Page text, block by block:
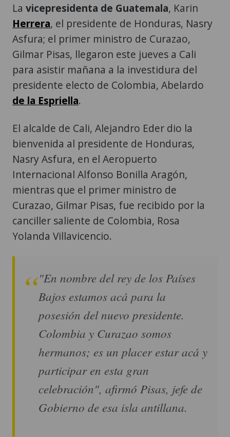
La vicepresidenta de Guatemala, Karin
Herrera, el presidente de Honduras, Nasry
Asfura; el primer ministro de Curazao,
Gilmar Pisas, llegaron este jueves a Cali
para asistir mañana a la investidura del
presidente electo de Colombia, Abelardo
de la Espriella.
El alcalde de Cali, Alejandro Eder dio la
bienvenida al presidente de Honduras,
Nasry Asfura, en el Aeropuerto
Internacional Alfonso Bonilla Aragón,
mientras que el primer ministro de
Curazao, Gilmar Pisas, fue recibido por la
canciller saliente de Colombia, Rosa
Yolanda Villavicencio.
"En nombre del rey de los Países
Bajos estamos acá para la
posesión del nuevo presidente.
Colombia y Curazao somos
hermanos; es un placer estar acá y
participar en esta gran
celebración", afirmó Pisas, jefe de
Gobierno de esa isla antillana.